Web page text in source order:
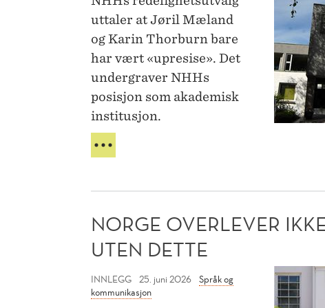
NHH
uttaler at Jøril Mæland
og Karin Thorburn bare
har vært «upresise». Det
undergraver NHHs
posisjon som akademisk
institusjon.
NHH
NORGE OVERLEVER
UTEN DETTE
Norge
overlever
INNLEGG 25. juni 2026
Språk og
kommunikasjon